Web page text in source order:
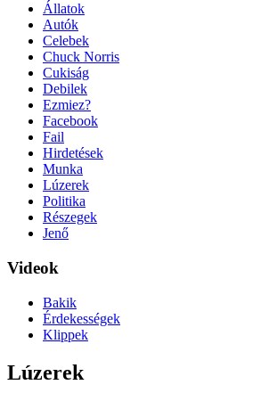
Állatok
Autók
Celebek
Chuck Norris
Cukiság
Debilek
Ezmiez?
Facebook
Fail
Hirdetések
Munka
Lúzerek
Politika
Részegek
Jenő
Videok
Bakik
Érdekességek
Klippek
Lúzerek